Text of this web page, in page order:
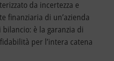
da incertezza e
finanziaria di un’azienda
è la garanzia di
per l’intera catena